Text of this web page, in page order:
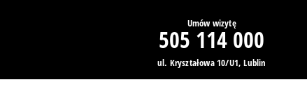
Umów wizytę
505 114 000
ul. Kryształowa 10/U1, Lublin